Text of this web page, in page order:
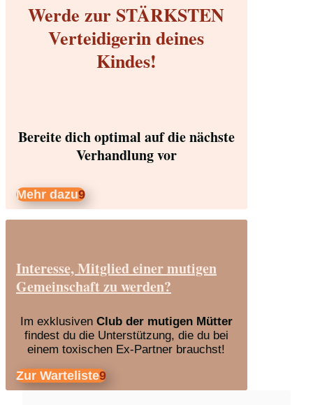
Werde zur STÄRKSTEN
Verteidigerin deines
Kindes!
Bereite dich optimal auf die nächste
Verhandlung vor
Mehr dazu
Interesse, Mitglied einer mutigen
Gemeinschaft zu werden?
Im exklusiven Club der mutigen Mütter
findest du die Unterstützung, die du bei
einem toxischen Ex-Partner brauchst!
Zur Warteliste